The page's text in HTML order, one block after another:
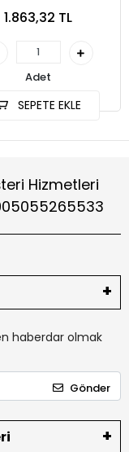
1.863,32 TL
Adet
SEPETE EKLE
Hizmetleri
haberdar olmak
Gönder